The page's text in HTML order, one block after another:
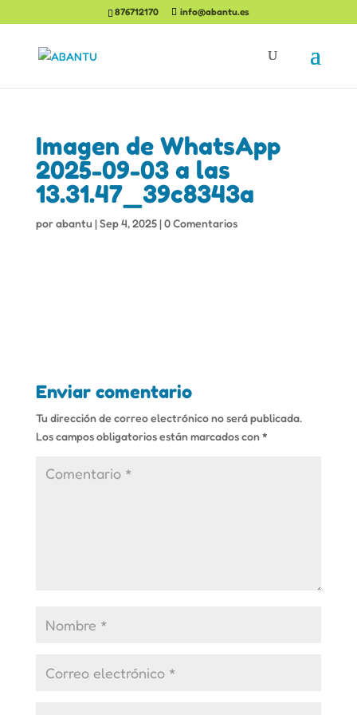
876712170 info@abantu.es
Imagen de WhatsApp
2025-09-03 a las
13.31.47_39c8343a
porabantu |Sep 4, 2025|0 Comentarios
Enviar comentario
Tu dirección de correo electrónico no será publicada.
Los campos obligatorios están marcados con*